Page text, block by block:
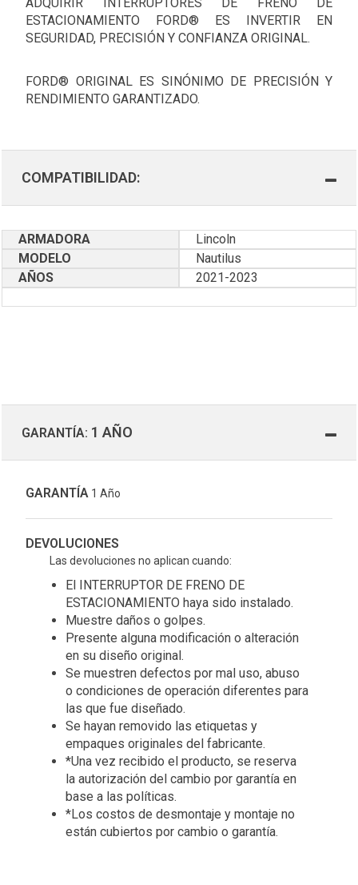
ESTACIONAMIENTO FORD® ES INVERTIR EN
SEGURIDAD, PRECISIÓN Y CONFIANZA ORIGINAL.
FORD® ORIGINAL ES SINÓNIMO DE PRECISIÓN Y
RENDIMIENTO GARANTIZADO.
COMPATIBILIDAD:
ARMADORA
Lincoln
MODELO
Nautilus
AÑOS
2021-2023
GARANTÍA: 1 AÑO
GARANTÍA 1 Año
DEVOLUCIONES
Las devoluciones no aplican cuando:
El INTERRUPTOR DE FRENO DE
ESTACIONAMIENTO haya sido instalado.
Muestre daños o golpes.
Presente alguna modificación o alteración
en su diseño original.
Se muestren defectos por mal uso, abuso
o condiciones de operación diferentes para
las que fue diseñado.
Se hayan removido las etiquetas y
empaques originales del fabricante.
*Una vez recibido el producto, se reserva
la autorización del cambio por garantía en
base a las políticas.
*Los costos de desmontaje y montaje no
están cubiertos por cambio o garantía.